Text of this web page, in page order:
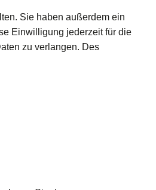
Sie haben außerdem ein
Einwilligung jederzeit für die
zu verlangen. Des